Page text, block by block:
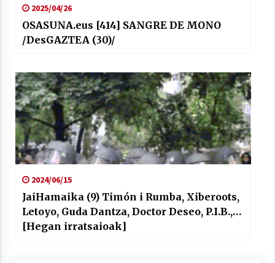
2025/04/26
OSASUNA.eus [414] SANGRE DE MONO
/DesGAZTEA (30)/
2024/06/15
JaiHamaika (9) Timón i Rumba, Xiberoots,
Letoyo, Guda Dantza, Doctor Deseo, P.I.B.,…
[Hegan irratsaioak]